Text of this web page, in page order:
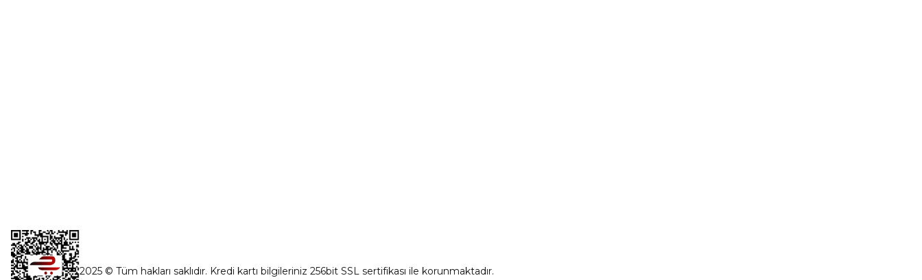
2025 © Tüm hakları saklıdır. Kredi kartı bilgileriniz 256bit SSL sertifikası ile korunmaktadır.